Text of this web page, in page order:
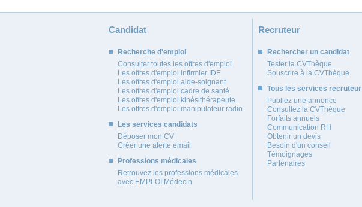
Candidat
Recherche d'emploi
Consulter toutes les offres d'emploi
Les offres d'emploi infirmier IDE
Les offres d'emploi aide-soignant
Les offres d'emploi cadre de santé
Les offres d'emploi kinésithérapeute
Les offres d'emploi manipulateur radio
Les services candidats
Déposer mon CV
Créer une alerte email
Professions médicales
Retrouvez les professions médicales
avec EMPLOI Médecin
Recruteur
Rechercher un candidat
Tester la CVThèque
Souscrire à la CVThèque
Tous les services recruteur
Publiez une annonce
Consultez la CVThèque
Forfaits annuels
Communication RH
Obtenir un devis
Besoin d'un conseil
Témoignages
Partenaires